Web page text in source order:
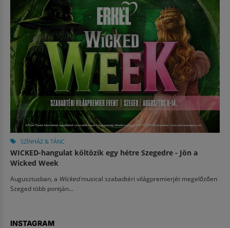
SZÍNHÁZ & TÁNC
WICKED-hangulat költözik egy hétre Szegedre - Jön a
Wicked Week
Augusztusban, a Wickedmusical szabadtéri világpremierjét megelőzően
Szeged több pontján...
INSTAGRAM